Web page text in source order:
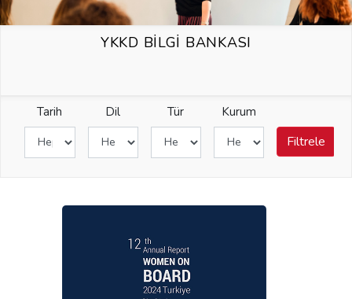
YKKD BİLGİ BANKASI
Tarih Dil Tür Kurum